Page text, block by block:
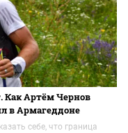
Как Артём Чернов
в Армагеддоне
себе, что граница